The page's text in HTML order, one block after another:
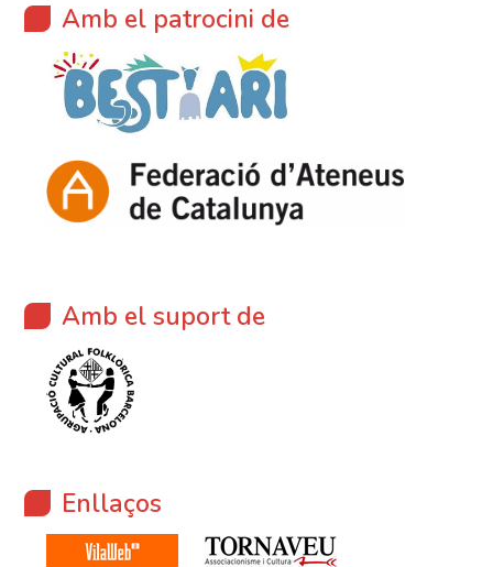
Amb el patrocini de
Amb el suport de
Enllaços